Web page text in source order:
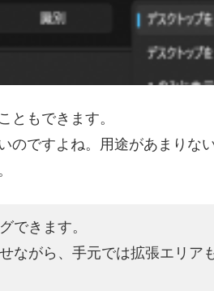
ともできます。
ですよね。用途があまりない
できます。
ながら、手元では拡張エリア